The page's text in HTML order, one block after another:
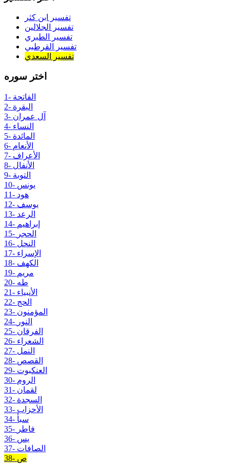
تفسير ابن كثر
تفسير الجلالين
تفسير الطبري
تفسير القرطبي
تفسير السعدي
اختر سوره
1- الفاتحة
2- البقرة
3- آل عمران
4- النساء
5- المائدة
6- الأنعام
7- الأعراف
8- الأنفال
9- التوبة
10- يونس
11- هود
12- يوسف
13- الرعد
14- إبراهيم
15- الحجر
16- النحل
17- الإسراء
18- الكهف
19- مريم
20- طه
21- الأنبياء
22- الحج
23- المؤمنون
24- النور
25- الفرقان
26- الشعراء
27- النمل
28- القصص
29- العنكبوت
30- الروم
31- لقمان
32- السجدة
33- الأحزاب
34- سبأ
35- فاطر
36- يس
37- الصافات
38- ص